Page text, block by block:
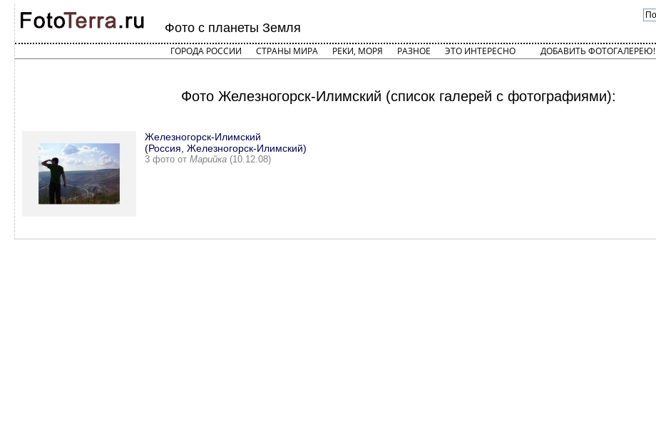
Фото с планеты Земля
ГОРОДА РОССИИ СТРАНЫ МИРА РЕКИ, МОРЯ РАЗНОЕ ЭТО ИНТЕРЕСНО ДОБАВИТЬ ФОТОГАЛЕРЕЮ!
Фото Железногорск-Илимский (список галерей с фотографиями):
Железногорск-Илимский
(Россия, Железногорск-Илимский)
3 фото от Марийка (10.12.08)